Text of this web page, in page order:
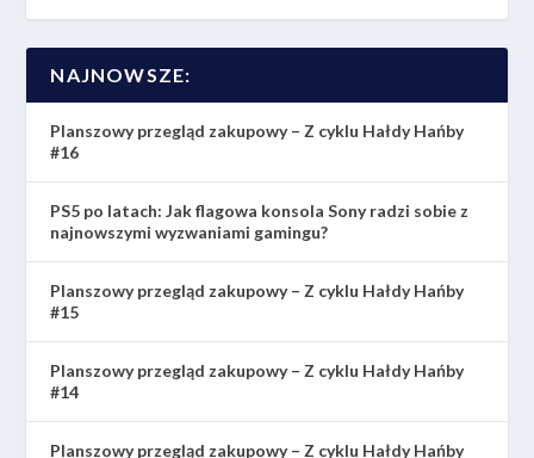
NAJNOWSZE:
Planszowy przegląd zakupowy – Z cyklu Hałdy Hańby
#16
PS5 po latach: Jak flagowa konsola Sony radzi sobie z
najnowszymi wyzwaniami gamingu?
Planszowy przegląd zakupowy – Z cyklu Hałdy Hańby
#15
Planszowy przegląd zakupowy – Z cyklu Hałdy Hańby
#14
Planszowy przegląd zakupowy – Z cyklu Hałdy Hańby